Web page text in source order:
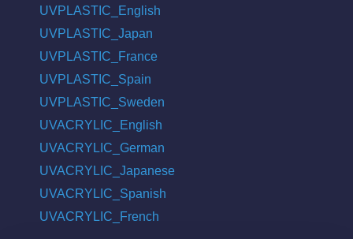
UVPLASTIC_English
UVPLASTIC_Japan
UVPLASTIC_France
UVPLASTIC_Spain
UVPLASTIC_Sweden
UVACRYLIC_English
UVACRYLIC_German
UVACRYLIC_Japanese
UVACRYLIC_Spanish
UVACRYLIC_French